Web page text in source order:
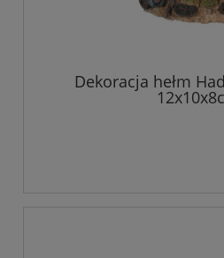
Dekoracja hełm